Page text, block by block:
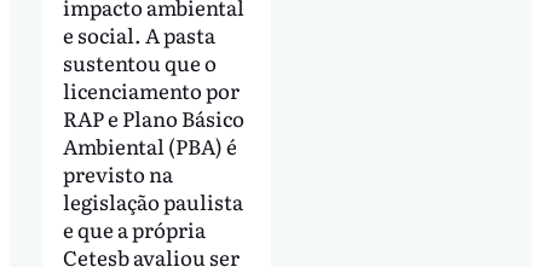
impacto ambiental
e social. A pasta
sustentou que o
licenciamento por
RAP e Plano Básico
Ambiental (PBA) é
previsto na
legislação paulista
e que a própria
Cetesb avaliou ser